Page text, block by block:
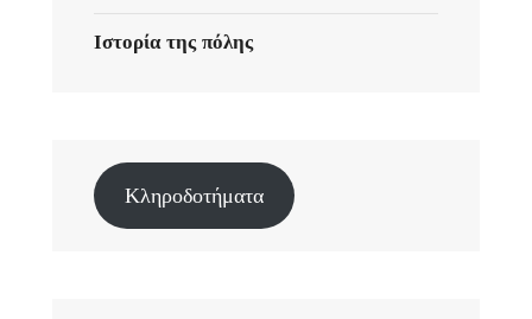
Ιστορία της πόλης
Κληροδοτήματα